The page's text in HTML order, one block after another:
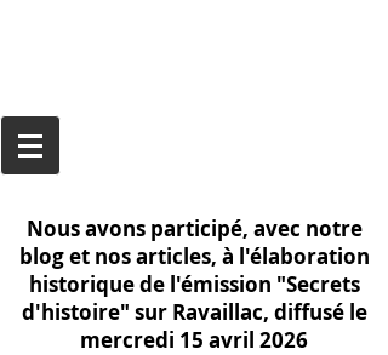
Nous avons participé, avec notre
blog et nos articles, à l'élaboration
historique de l'émission "Secrets
d'histoire" sur Ravaillac, diffusé le
mercredi 15 avril 2026